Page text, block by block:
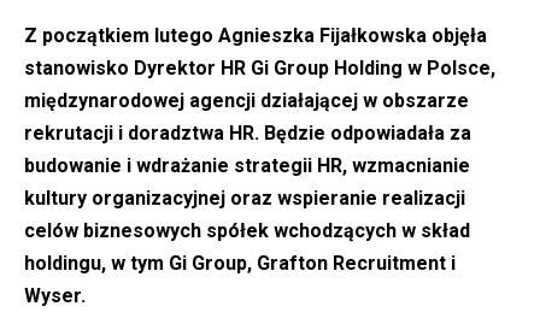
Z początkiem lutego Agnieszka Fijałkowska objęła
stanowisko Dyrektor HR Gi Group Holding w Polsce,
międzynarodowej agencji działającej w obszarze
rekrutacji i doradztwa HR. Będzie odpowiadała za
budowanie i wdrażanie strategii HR, wzmacnianie
kultury organizacyjnej oraz wspieranie realizacji
celów biznesowych spółek wchodzących w skład
holdingu, w tym Gi Group, Grafton Recruitment i
Wyser.